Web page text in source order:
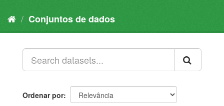
Conjuntos de dados
Ordenar por